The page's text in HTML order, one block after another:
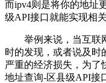
而ipv4则是将你的地址
级API接口就能实现相
举例来说，当互联网
时的发现，或者说及时
严重的经济损失，为了
地址查询-区县级API接